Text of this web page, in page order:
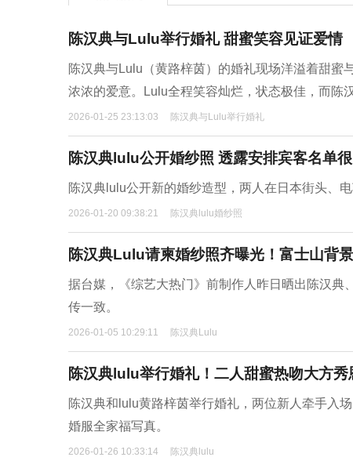
陈汉典与Lulu举行婚礼 甜蜜笑容见证爱情
陈汉典与Lulu（黄路梓茵）的婚礼现场洋溢着甜蜜
浓浓的爱意。Lulu全程笑容灿烂，状态极佳，而陈
2026-01-25 23:13:03 陈汉典与Lulu举行婚礼
陈汉典lulu公开婚纱照 透露安排宾客名单
陈汉典lulu公开新的婚纱造型，两人在日本街头、
2026-01-20 09:38:21 陈汉典lulu婚纱照
陈汉典Lulu请柬婚纱照齐曝光！富士山背
据台媒，《综艺大热门》前制作人昨日晒出陈汉典
传一致。
2026-01-05 10:29:11 陈汉典Lulu
陈汉典lulu举行婚礼！二人甜蜜热吻大方秀
陈汉典和lulu黄路梓茵举行婚礼，两位新人牵手入
婚服全家福写真。
2026-01-26 10:33:14 陈汉典lulu